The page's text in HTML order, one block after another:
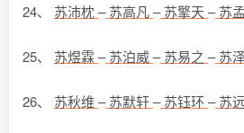
24、 苏沛枕 –苏高凡–苏擎天 –苏
25、 苏煜霖 –苏泊威–苏易之 –苏
26、 苏秋维 –苏默轩–苏钰环–苏